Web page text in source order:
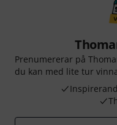
Prenumererar på
du kan med lite tur